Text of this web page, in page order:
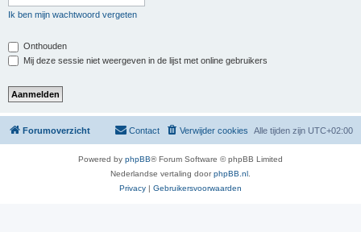
Ik ben mijn wachtwoord vergeten
Onthouden
Mij deze sessie niet weergeven in de lijst met online gebruikers
Forumoverzicht Alle tijden zijn UTC+02:00
Verwijder cookies
Contact
Powered by phpBB® Forum Software © phpBB Limited
Nederlandse vertaling doorphpBB.nl.
Privacy | Gebruikersvoorwaarden